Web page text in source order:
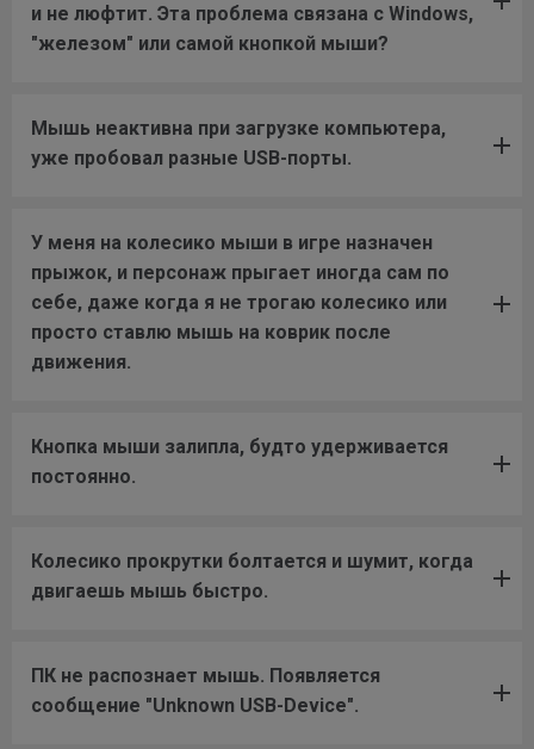
и не люфтит. Эта проблема связана с Windows,
"железом" или самой кнопкой мыши?
Мышь неактивна при загрузке компьютера,
уже пробовал разные USB-порты.
У меня на колесико мыши в игре назначен
прыжок, и персонаж прыгает иногда сам по
себе, даже когда я не трогаю колесико или
просто ставлю мышь на коврик после
движения.
Кнопка мыши залипла, будто удерживается
постоянно.
Колесико прокрутки болтается и шумит, когда
двигаешь мышь быстро.
ПК не распознает мышь. Появляется
сообщение "Unknown USB-Device".